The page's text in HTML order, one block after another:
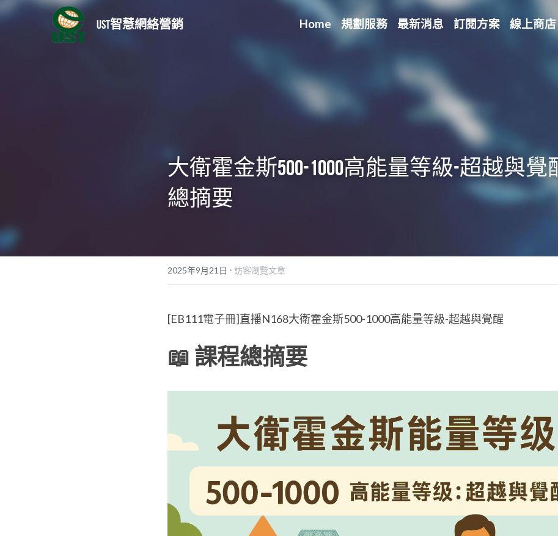
UST智慧網絡營銷 Home 規劃服務 最新消息 訂閱方案 線上商店
大衛霍金斯500-1000高能量等級-超越與覺
總摘要
2025年9月21日 · 訪客瀏覽文章
[EB111電子冊]直播N168大衛霍金斯500-1000高能量等級-超越與覺醒
📖 課程總摘要